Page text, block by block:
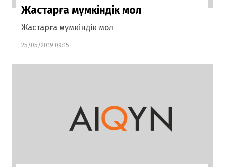
Жастарға мүмкіндік мол
Жастарға мүмкіндік мол
25/05/2019 09:15